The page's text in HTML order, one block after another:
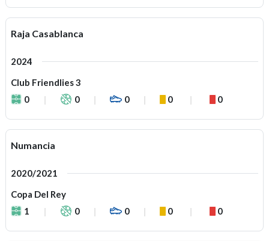
Raja Casablanca
2024
Club Friendlies 3
0
0 0 0 0
Numancia
2020/2021
Copa Del Rey
1
0 0 0 0